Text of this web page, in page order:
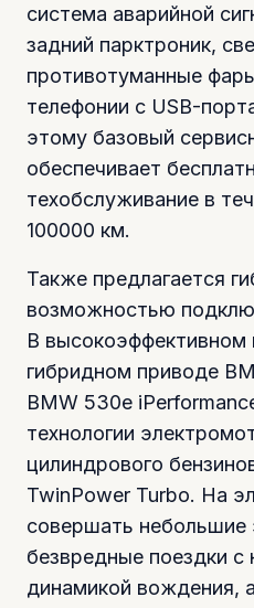
система аварийной
задний парктроник,
противотуманные
телефонии с USB-
этому базовый
обеспечивает
техобслуживание в
100000 км.
Также предлагается
возможностью
В
гибридном приводе
BMW 530e
технологии
цилиндрового
TwinPower Turbo. На
совершать небольшие
безвредные поездки с
динамикой вождения,